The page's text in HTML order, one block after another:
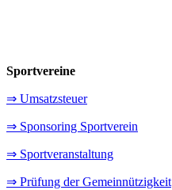
Sportvereine
⇒ Umsatzsteuer
⇒ Sponsoring Sportverein
⇒ Sportveranstaltung
⇒ Prüfung der Gemeinnützigkeit